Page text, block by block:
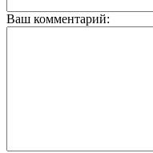
Ваш комментарий: